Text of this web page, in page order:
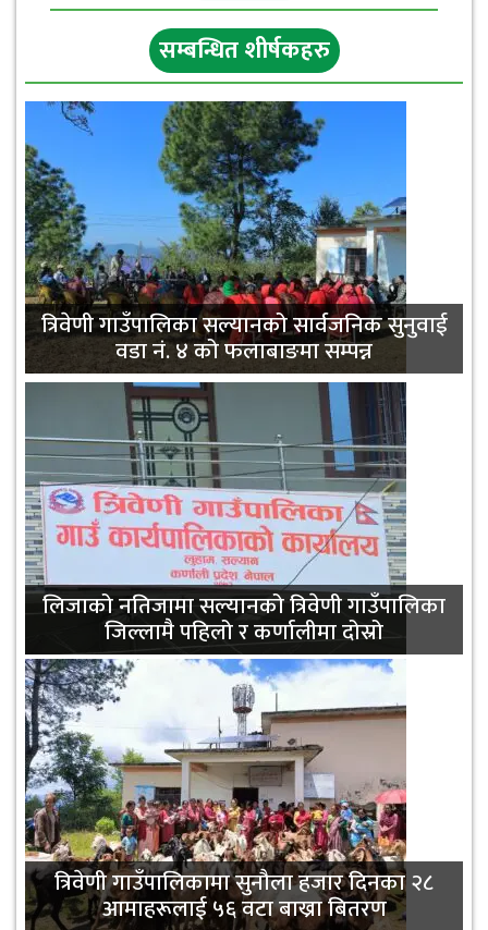
सम्बन्धित शीर्षकहरु
छत्रेश्वरीलाई हराउँदै त्रिबेणी २१ रनले विजयी
त्रिवेणी गाउँपालिका सल्यानको सार्वजनिक सुनुवाई
वडा नं. ४ को फलाबाङमा सम्पन्न
सामुदायिक विद्यालयको गुणस्तर सुधार्न आधारभूत
तहका शिक्षकहरूलाई एकीकृत पाठ्यक्रम सम्बन्धी
तालिम
लिजाको नतिजामा सल्यानको त्रिवेणी गाउँपालिका
जिल्लामै पहिलो र कर्णालीमा दोस्रो
त्रिवेणी गाउँपालिकामा सुनौला हजार दिनका २८
आमाहरूलाई ५६ वटा बाख्रा बितरण